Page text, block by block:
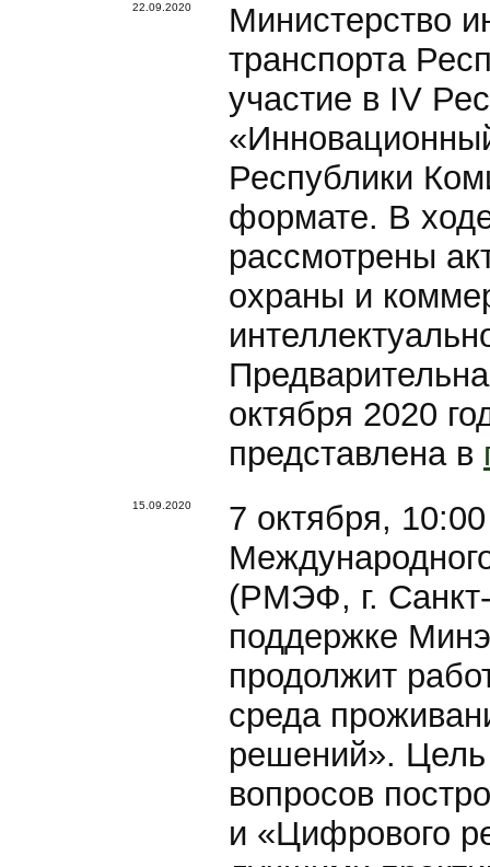
22.09.2020
Министерство
транспорта
участие в IV
Республики
формате. В
рассмотрены
охраны и
октября 2020
представлена в
15.09.2020
7 октября,
(РМЭФ, г.
поддержке
продолжит
среда
решений».
вопросов
и «Цифрового